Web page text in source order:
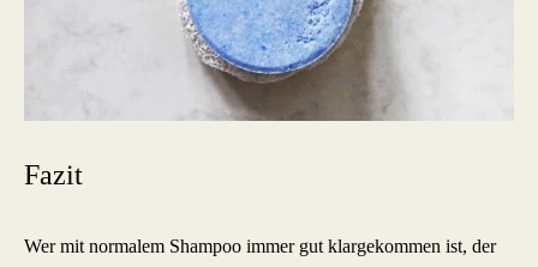
Fazit
Wer mit normalem Shampoo immer gut klargekommen ist, der